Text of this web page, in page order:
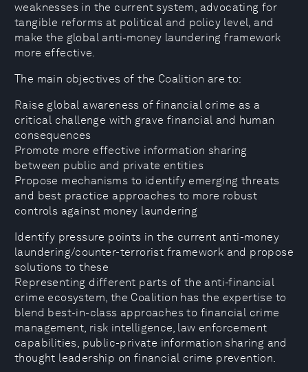
weaknesses in the current system, advocating for
tangible reforms at political and policy level, and
make the global anti-money laundering framework
more effective.
The main objectives of the Coalition are to:
Raise global awareness of financial crime as a
critical challenge with grave financial and human
consequences
Promote more effective information sharing
between public and private entities
Propose mechanisms to identify emerging threats
and best practice approaches to more robust
controls against money laundering
Identify pressure points in the current anti-money
laundering/counter-terrorist framework and propose
solutions to these
Representing different parts of the anti-financial
crime ecosystem, the Coalition has the expertise to
blend best-in-class approaches to financial crime
management, risk intelligence, law enforcement
capabilities, public-private information sharing and
thought leadership on financial crime prevention.